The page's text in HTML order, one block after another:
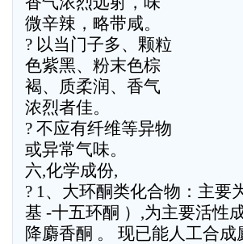
微辛辣，略带咸。
? 以当门子多、颗粒
色紫黑、粉末色棕
褐、质柔润、香气
浓烈者佳。
? 不应有纤维等异物
或异常气味。
六,化学成份,
? 1、大环酮类化合物：主要
基 -十五环酮 ）,为主要活性
降麝香酮 。 现已能人工合成